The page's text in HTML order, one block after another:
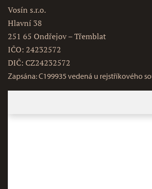
Vosín s.r.o.
Hlavní 38
251 65 Ondřejov – Třemblat
IČO: 24232572
DIČ: CZ24232572
Zapsána: C199935 vedená u rejstříkového